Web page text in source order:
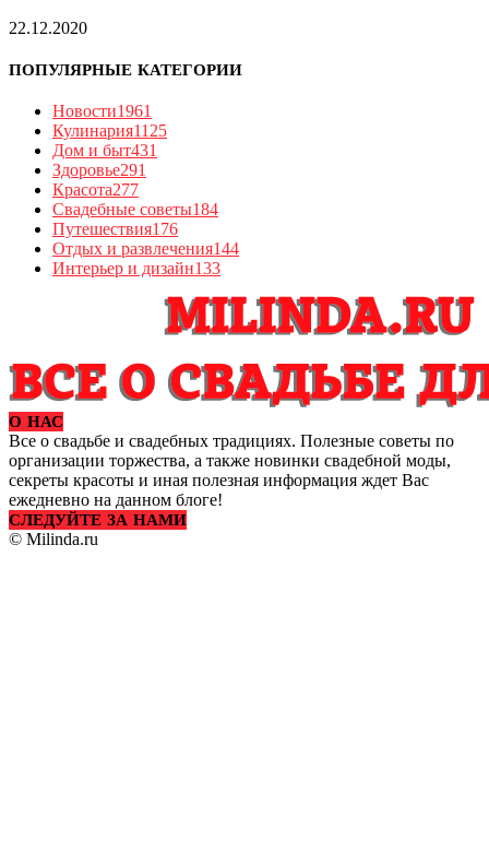
22.12.2020
ПОПУЛЯРНЫЕ КАТЕГОРИИ
Новости1961
Кулинария1125
Дом и быт431
Здоровье291
Красота277
Свадебные советы184
Путешествия176
Отдых и развлечения144
Интерьер и дизайн133
О НАС
Все о свадьбе и свадебных традициях. Полезные советы по
организации торжества, а также новинки свадебной моды,
секреты красоты и иная полезная информация ждет Вас
ежедневно на данном блоге!
СЛЕДУЙТЕ ЗА НАМИ
© Milinda.ru